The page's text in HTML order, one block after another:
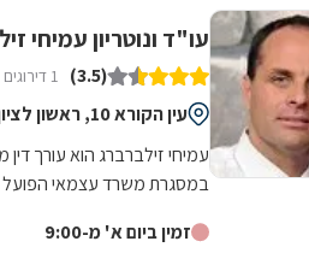
רבות של עיסוק בתחום כל
עו"ד ונוטריון עמיחי
(3.5) 1 דירוגים
עין הקורא 10, ראשון לציון
עמיחי זילברברג הוא עורך
במסגרת משרד עצמאי הפועל
זמין ביום א' מ-9:00